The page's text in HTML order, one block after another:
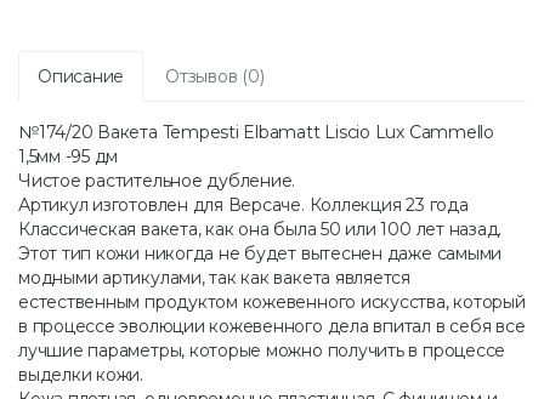
Описание Отзывов (0)
№174/20 Вакета Tempesti Elbamatt Liscio Lux Cammello
1,5мм -95 дм
Чистое растительное дубление.
Артикул изготовлен для Версаче. Коллекция 23 года
Классическая вакета, как она была 50 или 100 лет назад.
Этот тип кожи никогда не будет вытеснен даже самыми
модными артикулами, так как вакета является
естественным продуктом кожевенного искусства, который
в процессе эволюции кожевенного дела впитал в себя все
лучшие параметры, которые можно получить в процессе
выделки кожи.